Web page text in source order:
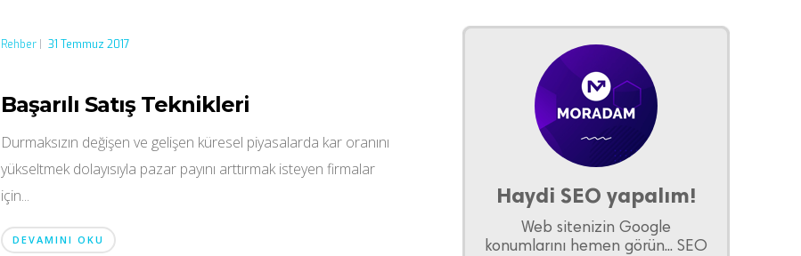
Rehber 31 Temmuz 2017
Başarılı Satış Teknikleri
Durmaksızın değişen ve gelişen küresel piyasalarda kar oranını
yükseltmek dolayısıyla pazar payını arttırmak isteyen firmalar
için...
DEVAMINI OKU
Haydi SEO yapalım!
Web sitenizin Google
konumlarını hemen görün... SEO